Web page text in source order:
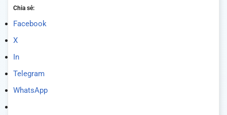
Chia sẻ:
Facebook
X
In
Telegram
WhatsApp